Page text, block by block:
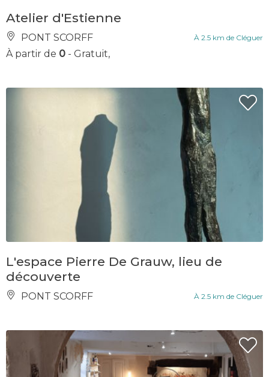
Atelier d'Estienne
PONT SCORFF À 2.5 km de Cléguer
À partir de 0 - Gratuit,
L'espace Pierre De Grauw, lieu de
découverte
PONT SCORFF À 2.5 km de Cléguer